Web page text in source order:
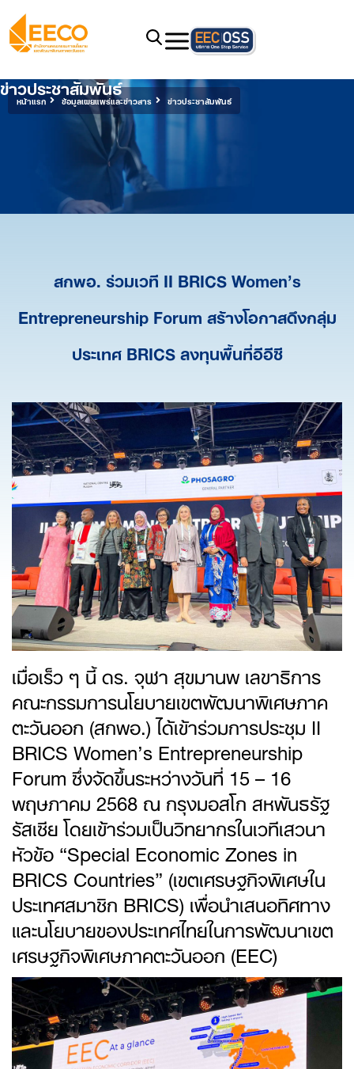
หน้าแรก ข้อมูลเผยแพร่และข่าวสาร ข่าวประชาสัมพันธ์
ข่าวประชาสัมพันธ์
สกพอ. ร่วมเวที II BRICS Women’s
Entrepreneurship Forum สร้างโอกาสดึงกลุ่ม
ประเทศ BRICS ลงทุนพื้นที่อีอีซี
เมื่อเร็ว ๆ นี้ ดร. จุฬา สุขมานพ เลขาธิการ
คณะกรรมการนโยบายเขตพัฒนาพิเศษภาค
ตะวันออก (สกพอ.) ได้เข้าร่วมการประชุม II
BRICS Women’s Entrepreneurship
Forum ซึ่งจัดขึ้นระหว่างวันที่ 15 – 16
พฤษภาคม 2568 ณ กรุงมอสโก สหพันธรัฐ
รัสเซีย โดยเข้าร่วมเป็นวิทยากรในเวทีเสวนา
หัวข้อ “Special Economic Zones in
BRICS Countries” (เขตเศรษฐกิจพิเศษใน
ประเทศสมาชิก BRICS) เพื่อนำเสนอทิศทาง
และนโยบายของประเทศไทยในการพัฒนาเขต
เศรษฐกิจพิเศษภาคตะวันออก (EEC)